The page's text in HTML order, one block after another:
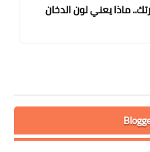
ماذا يعني لون الدخان